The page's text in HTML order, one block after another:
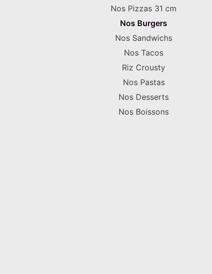
Nos Pizzas 31 cm
Nos Burgers
Nos Sandwichs
Nos Tacos
Riz Crousty
Nos Pastas
Nos Desserts
Nos Boissons